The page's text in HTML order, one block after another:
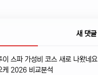
새 댓글
이 스파 가성비 코스 새로 나왔네요
케 2026 비교분석